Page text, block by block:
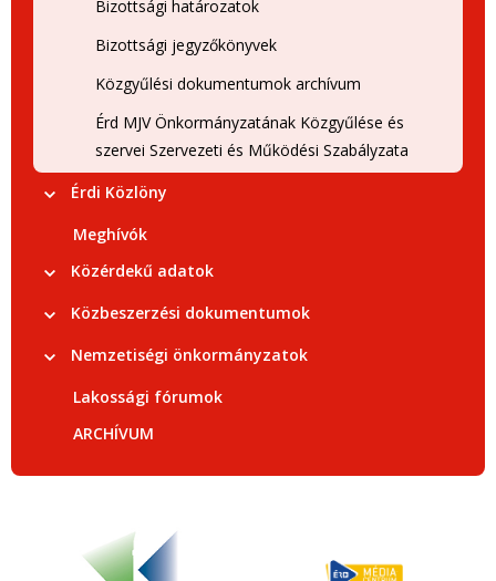
Bizottsági határozatok
Bizottsági jegyzőkönyvek
Közgyűlési dokumentumok archívum
Érd MJV Önkormányzatának Közgyűlése és
szervei Szervezeti és Működési Szabályzata
Érdi Közlöny
Meghívók
Közérdekű adatok
Közbeszerzési dokumentumok
Nemzetiségi önkormányzatok
Lakossági fórumok
ARCHÍVUM